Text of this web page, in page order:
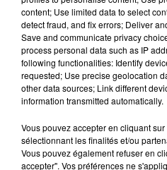
Loir-et-Cher : un
au sang-froid des...
Samedi 25 juillet, plus
content; Use limited data to select
detect fraud, and fix errors; Deliver
Save and communicate privacy
process personal data such as IP
following functionalities: Identify
requested; Use precise geolocation
other data sources; Link different
information transmitted automatically.
Vous pouvez accepter en cliquant
sélectionnant les finalités et/ou
Vous pouvez également refuser en
accepter". Vos préférences ne